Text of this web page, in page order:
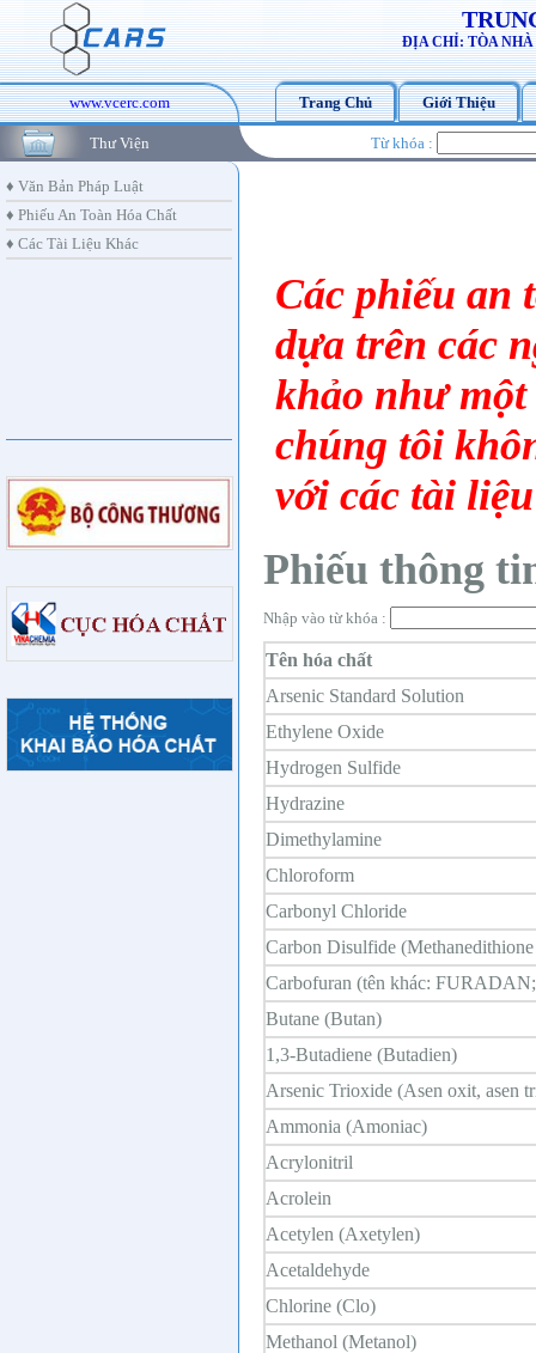
ĐỊA CHỈ: TÒA NHÀ
www.vcerc.com Trang Chủ Giới Thiệu
Thư Viện Từ khóa :
♦ Văn Bản Pháp Luật
♦ Phiếu An Toàn Hóa Chất
♦ Các Tài Liệu Khác
Các phiếu an
dựa trên các
khảo như
chúng tôi
với các tài
Phiếu thông
Nhập vào từ khóa :
Tên hóa chất
Arsenic Standard Solution
Ethylene Oxide
Hydrogen Sulfide
Hydrazine
Dimethylamine
Chloroform
Carbonyl Chloride
Carbon Disulfide
Carbofuran (tên khác:
Butane (Butan)
1,3-Butadiene (Butadien)
Arsenic Trioxide (Asen oxit, asen
Ammonia (Amoniac)
Acrylonitril
Acrolein
Acetylen (Axetylen)
Acetaldehyde
Chlorine (Clo)
Methanol (Metanol)